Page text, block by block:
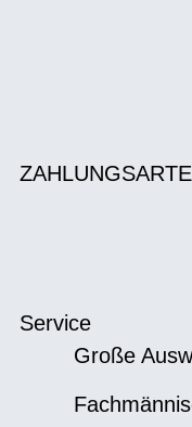
Service
Große